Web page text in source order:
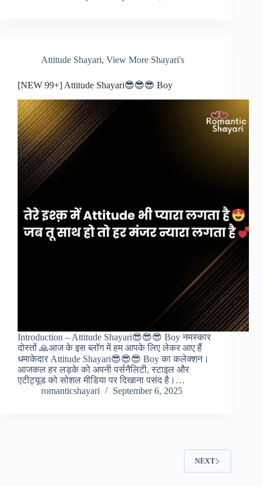
Attitude Shayari, View More Shayari's
[NEW 99+] Attitude Shayari😎😎😎 Boy
Introduction – Attitude Shayari😎😎😎 Boy नमस्कार
दोस्तों 🙏आज के इस ब्लॉग में हम आपके लिए लेकर आए हैं
धमाकेदार Attitude Shayari😎😎😎 Boy का कलेक्शन।
आजकल हर लड़के को अपनी पर्सनैलिटी, स्टाइल और
एटीट्यूड को सोशल मीडिया पर दिखाना पसंद है।…
romanticshayari
September 6, 2025
NEXT